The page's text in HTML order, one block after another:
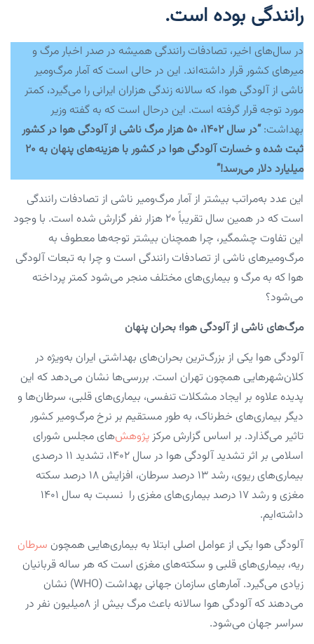
رانندگی بوده است.
در سال‌های اخیر، تصادفات رانندگی همیشه در صدر اخبار مرگ و
میرهای کشور قرار داشته‌اند. این در حالی است که آمار مرگ‌ومیر
ناشی از آلودگی هوا، که سالانه زندگی هزاران ایرانی را می‌گیرد، کمتر
مورد توجه قرار گرفته است. این درحال است که به گفته وزیر
بهداشت:
“در سال ۱۴۰۲، ۵۰ هزار مرگ ناشی از آلودگی هوا در کشور
ثبت شده و خسارت آلودگی هوا در کشور با هزینه‌های پنهان به ۲۰
میلیارد دلار می‌رسد!”
این عدد به‌مراتب بیشتر از آمار مرگ‌ومیر ناشی از تصادفات رانندگی
است که در همین سال تقریباً ۲۰ هزار نفر گزارش شده است. با وجود
این تفاوت چشمگیر، چرا همچنان بیشتر توجه‌ها معطوف به
مرگ‌ومیرهای ناشی از تصادفات رانندگی است و چرا به تبعات آلودگی
هوا که به مرگ و بیماری‌های مختلف منجر می‌شود کمتر پرداخته
می‌شود؟
مرگ‌های ناشی از آلودگی هوا؛ بحران پنهان
آلودگی هوا یکی از بزرگ‌ترین بحران‌های بهداشتی ایران به‌ویژه در
کلان‌شهرهایی همچون تهران است. بررسی‌ها نشان می‌دهد که این
پدیده علاوه بر ایجاد مشکلات تنفسی، بیماری‌های قلبی، سرطان‌ها و
دیگر بیماری‌های خطرناک، به طور مستقیم بر نرخ مرگ‌ومیر کشور
تاثیر می‌گذارد. بر اساس گزارش مرکز پژوهش‌های مجلس شورای
اسلامی بر اثر تشدید آلودگی هوا در سال ۱۴۰۲، تشدید ۱۱ درصدی
بیماری‌های ریوی،‌ رشد ۱۳ درصد سرطان، افزایش ۱۸ درصد سکته
مغزی و رشد ۱۷ درصد بیماری‌های مغزی را نسبت به سال ۱۴۰۱
داشته‌ایم.
آلودگی هوا یکی از عوامل اصلی ابتلا به بیماری‌هایی همچون سرطان
ریه، بیماری‌های قلبی و سکته‌های مغزی است که هر ساله قربانیان
زیادی می‌گیرد. آمارهای سازمان جهانی بهداشت (WHO) نشان
می‌دهند که آلودگی هوا سالانه باعث مرگ بیش از 8میلیون نفر در
سراسر جهان می‌شود.